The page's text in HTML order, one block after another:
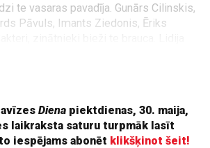
te vasaras pavadīja. Gunārs Cilinskis,
Pāvuls, Imants Ziedonis, Ēriks
Diena piektdienas, 30. maija,
laikraksta saturu turpmāk lasīt
iespējams abonēt klikšķinot šeit!